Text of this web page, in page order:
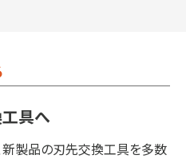
具へ
新製品の刃先交換工具を多数